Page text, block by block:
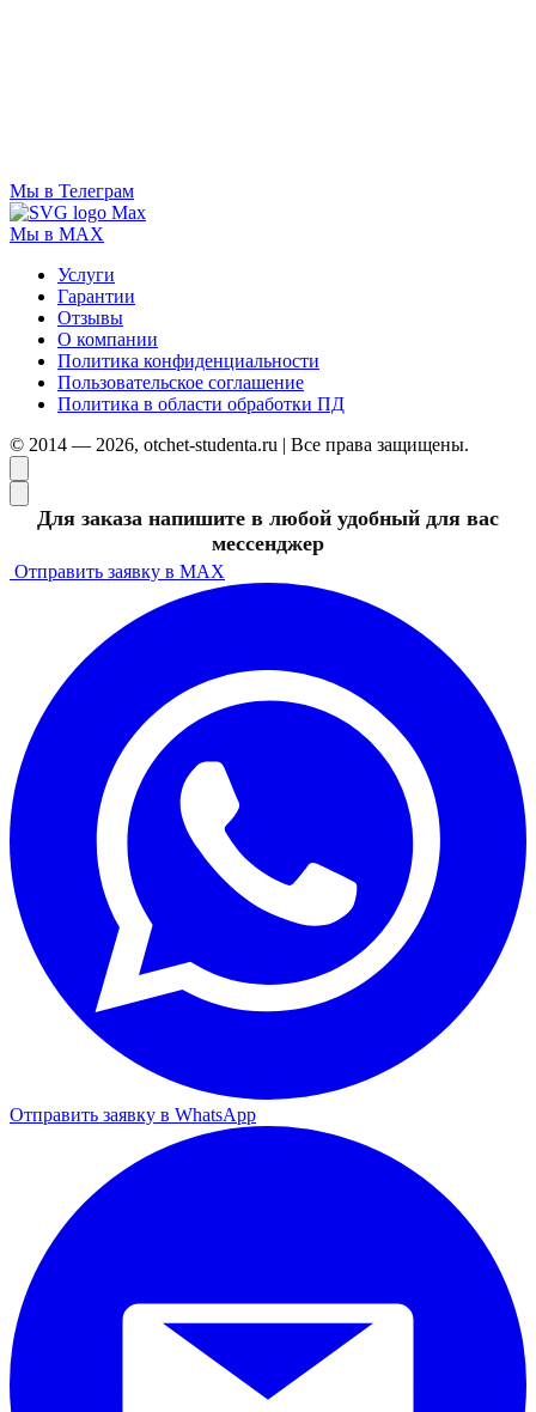
Мы в Телеграм
Мы в MAX
Услуги
Гарантии
Отзывы
О компании
Политика конфиденциальности
Пользовательское соглашение
Политика в области обработки ПД
© 2014 — 2026, otchet-studenta.ru | Все права защищены.
Для заказа напишите в любой удобный для вас
мессенджер
Отправить заявку в MAX
Отправить заявку в WhatsApp